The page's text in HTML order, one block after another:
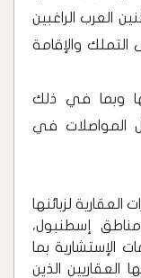
العرب الراغبين
والإقامة
وبما في ذلك
المواصلات في
لزبائنها
إسطنبول،
الإستشارية بما
الذين